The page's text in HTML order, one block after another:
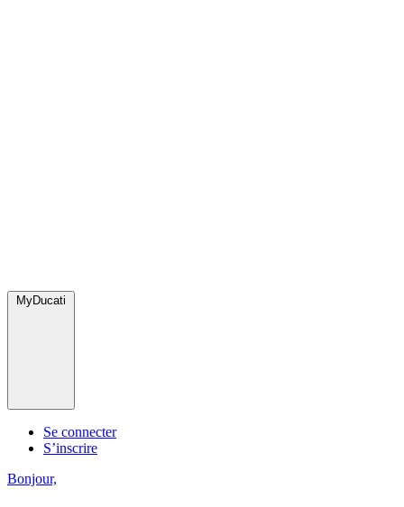
MyDucati
Se connecter
S’inscrire
Bonjour,